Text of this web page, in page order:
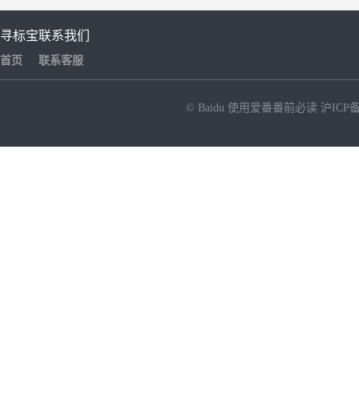
寻标宝
首页
联系我们
联系客服
© Baidu 使用爱番番前必读 沪ICP